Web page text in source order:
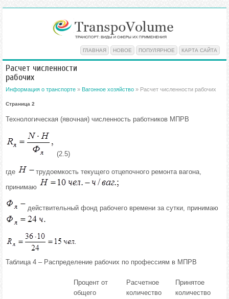
ГЛАВНАЯ НОВОЕ ПОПУЛЯРНОЕ КАРТА САЙТА
Расчет численности
рабочих
Информация о транспорте » Вагонное хозяйство » Расчет численности рабочих
Страница 2
Технологическая (явочная) численность работников МПРВ
(2.5)
где
трудоемкость текущего отцепочного ремонта вагона,
принимаю
действительный фонд рабочего времени за сутки, принимаю
Таблица 4 – Распределение рабочих по профессиям в МПРВ
Процент от
общего
Расчетное
количество
Принятое
количество